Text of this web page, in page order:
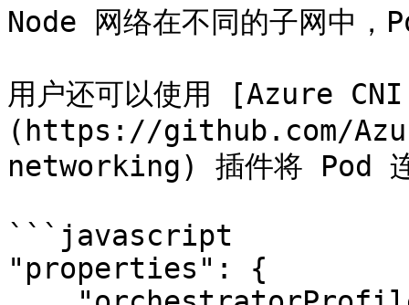
Node 网络在不同的子网中，
用户还可以使用 [Azure
(https://github.com/
networking) 插件将 Pod
```javascript
"properties": {